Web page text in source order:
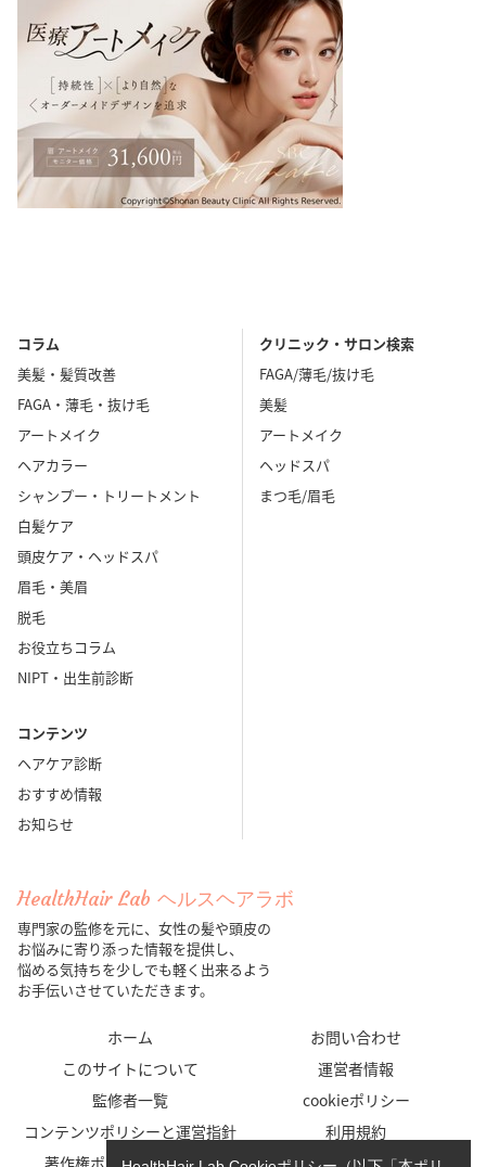
コラム
美髪・髪質改善
FAGA・薄毛・抜け毛
アートメイク
ヘアカラー
シャンプー・トリートメント
白髪ケア
頭皮ケア・ヘッドスパ
眉毛・美眉
脱毛
お役立ちコラム
NIPT・出生前診断
コンテンツ
ヘアケア診断
おすすめ情報
お知らせ
クリニック・サロン検索
FAGA/薄毛/抜け毛
美髪
アートメイク
ヘッドスパ
まつ毛/眉毛
HealthHair Lab ヘルスヘアラボ
専門家の監修を元に、女性の髪や頭皮の
お悩みに寄り添った情報を提供し、
悩める気持ちを少しでも軽く出来るよう
お手伝いさせていただきます。
ホーム
お問い合わせ
このサイトについて
運営者情報
監修者一覧
cookieポリシー
コンテンツポリシーと運営指針
利用規約